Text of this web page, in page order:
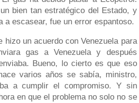
bien tan estratégico del Estado, y
a escasear, fue un error espantoso.
hizo un acuerdo con Venezuela para
gas a Venezuela y después
Bueno, lo cierto es que eso
varios años se sabía, ministro,
a cumplir el compromiso. Y sin
en que el problema no solo no se